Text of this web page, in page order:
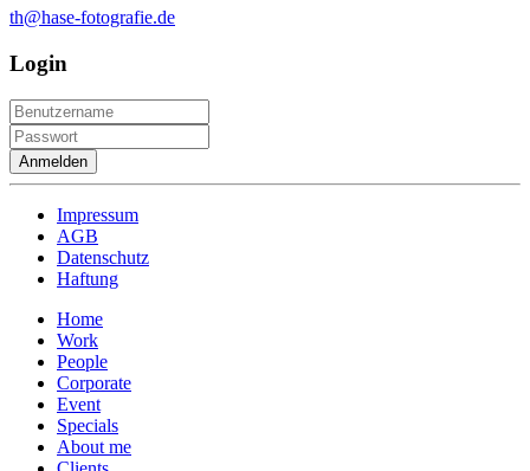
th@hase-fotografie.de
Login
Anmelden
Impressum
AGB
Datenschutz
Haftung
Home
Work
People
Corporate
Event
Specials
About me